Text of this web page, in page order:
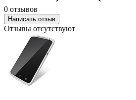
0 отзывов
Написать отзыв
Отзывы отсутствуют